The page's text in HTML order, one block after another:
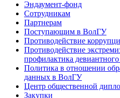
Эндаумент-фонд
Сотрудникам
Партнерам
Поступающим в ВолГУ
Противодействие
Противодействие
профилактика
Политика в отношении
данных в ВолГУ
Центр общественной
Закупки